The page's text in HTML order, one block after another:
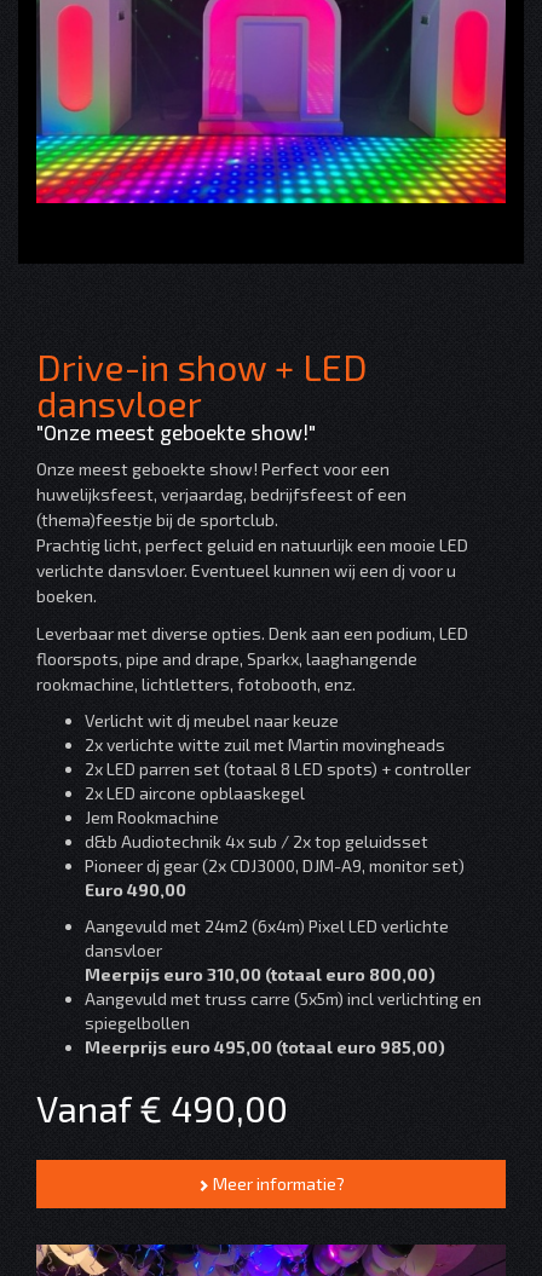
Drive-in show + LED
dansvloer
"Onze meest geboekte show!"
Onze meest geboekte show! Perfect voor een
huwelijksfeest, verjaardag, bedrijfsfeest of een
(thema)feestje bij de sportclub.
Prachtig licht, perfect geluid en natuurlijk een mooie LED
verlichte dansvloer. Eventueel kunnen wij een dj voor u
boeken.
Leverbaar met diverse opties. Denk aan een podium, LED
floorspots, pipe and drape, Sparkx, laaghangende
rookmachine, lichtletters, fotobooth, enz.
Verlicht wit dj meubel naar keuze
2x verlichte witte zuil met Martin movingheads
2x LED parren set (totaal 8 LED spots) + controller
2x LED aircone opblaaskegel
Jem Rookmachine
d&b Audiotechnik 4x sub / 2x top geluidsset
Pioneer dj gear (2x CDJ3000, DJM-A9, monitor set)
Euro 490,00
Aangevuld met 24m2 (6x4m) Pixel LED verlichte
dansvloer
Meerpijs euro 310,00 (totaal euro 800,00)
Aangevuld met truss carre (5x5m) incl verlichting en
spiegelbollen
Meerprijs euro 495,00 (totaal euro 985,00)
Vanaf € 490,00
Meer informatie?